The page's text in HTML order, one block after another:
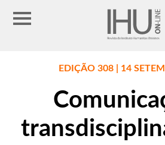
EDIÇÃO 308 | 14